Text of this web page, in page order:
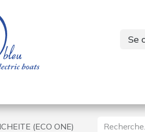
Se
(ECO ONE)